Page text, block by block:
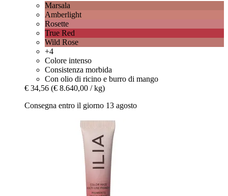
Marsala
Amberlight
Rosette
True Red
Wild Rose
+4
Colore intenso
Consistenza morbida
Con olio di ricino e burro di mango
€ 34,56 (€ 8.640,00 / kg)
Consegna entro il giorno 13 agosto